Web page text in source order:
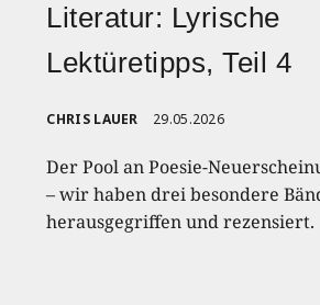
Literatur: Lyrische
Lektüretipps, Teil 4
CHRIS LAUER 29.05.2026
Der Pool an Poesie-
– wir haben drei besondere
herausgegriffen und rezensiert.